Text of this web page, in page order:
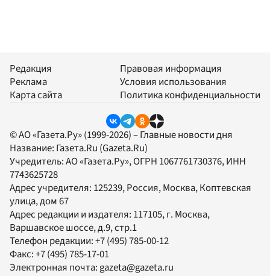
Редакция
Реклама
Карта сайта
Правовая информация
Условия использования
Политика конфиденциальности
© АО «Газета.Ру» (1999-2026) – Главные новости дня
Название: Газета.Ru (Gazeta.Ru)
Учредитель:АО «Газета.Ру», ОГРН 1067761730376, ИНН
7743625728
Адрес учредителя: 125239, Россия, Москва, Коптевская
улица, дом 67
Адрес редакции и издателя: 117105, г. Москва,
Варшавское шоссе, д.9, стр.1
Телефон редакции:+7 (495) 785-00-12
Факс:+7 (495) 785-17-01
Электронная почта:gazeta@gazeta.ru